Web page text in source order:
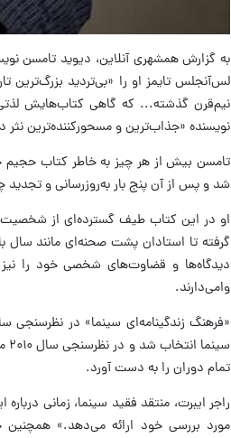
لس‌آنجلس تایمز او را «بی‌تردید بزرگ‌ترین
نیم‌قرن گذشته... که گاهی کتاب‌هایش لذتی
نویسنده «جذاب‌ترین و مسحورکننده‌ترین نثر
شد و پس از آن پنج بار به‌روزرسانی و تجدید چاپ شد؛ آخرین بار در سال
او در این کتاب طیف گسترده‌ای از
گرفته تا استادان پشت صحنه‌ای مانند سال
دیدگاه‌ها و قضاوت‌های شخصی خود را
وامی‌دارند.
تمام دوران را به دست آورد.
راجر ایبرت، منتقد فقید سینما، زمانی
مورد بررسی خود ارائه می‌دهد.» همچنین